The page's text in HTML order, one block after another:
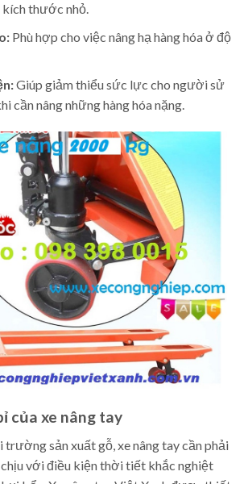
kích thước nhỏ.
Phù hợp cho việc nâng hạ hàng hóa ở độ
Giúp giảm thiểu sức lực cho người sử
cần nâng những hàng hóa nặng.
của xe nâng tay
sản xuất gỗ, xe nâng tay cần phải
chịu với điều kiện thời tiết khắc nghiệt